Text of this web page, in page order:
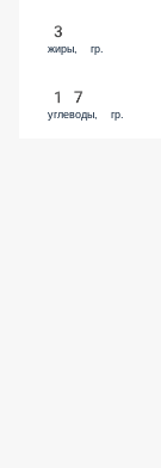
3
жиры, гр.
17
углеводы, гр.